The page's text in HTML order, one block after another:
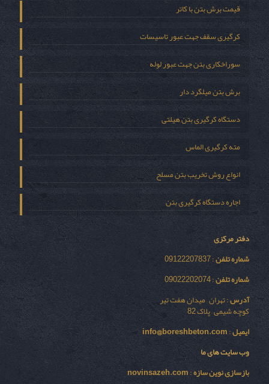
قیمت برش بتن با کاتر
کرگیری سقف جهت عبور تاسیسات
سوراخکاری بتن جهت عبور لوله
برش بتن میلگرد دار
دستگاه کرگیری بتن هیلتی
مته کرگیری الماس
انواع روش تخریب بتن مسلح
اجاره دستگاه کرگیری بتن
دفتر مرکزی
شماره تلفن: 09122207837
شماره تلفن: 09022202074
آدرس: تهران – میدان هفت تیر
کوچه شیمی – پلاک 82
ایمیل:
info@boreshbeton.com
وب سایت های ما
بازسازی نوين سازه:
novinsazeh.com